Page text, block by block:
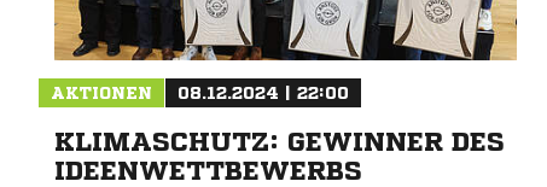
AKTIONEN 08.12.2024 | 22:00
KLIMASCHUTZ: GEWINNER DES
IDEENWETTBEWERBS